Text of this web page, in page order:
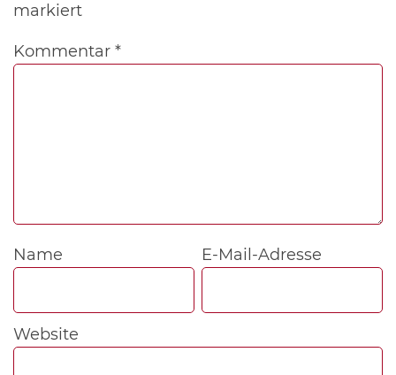
markiert
Kommentar *
Name E-Mail-Adresse
Website